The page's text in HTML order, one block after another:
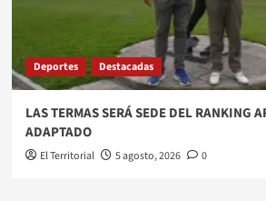
Deportes Destacadas
LAS TERMAS SERÁ SEDE DEL RANKING
ADAPTADO
El Territorial 5 agosto, 2026 0